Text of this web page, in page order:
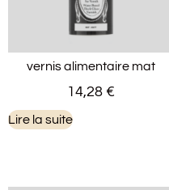
vernis alimentaire mat
14,28 €
Lire la suite